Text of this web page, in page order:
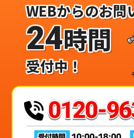
WEBからのお問
24時間
受付中！